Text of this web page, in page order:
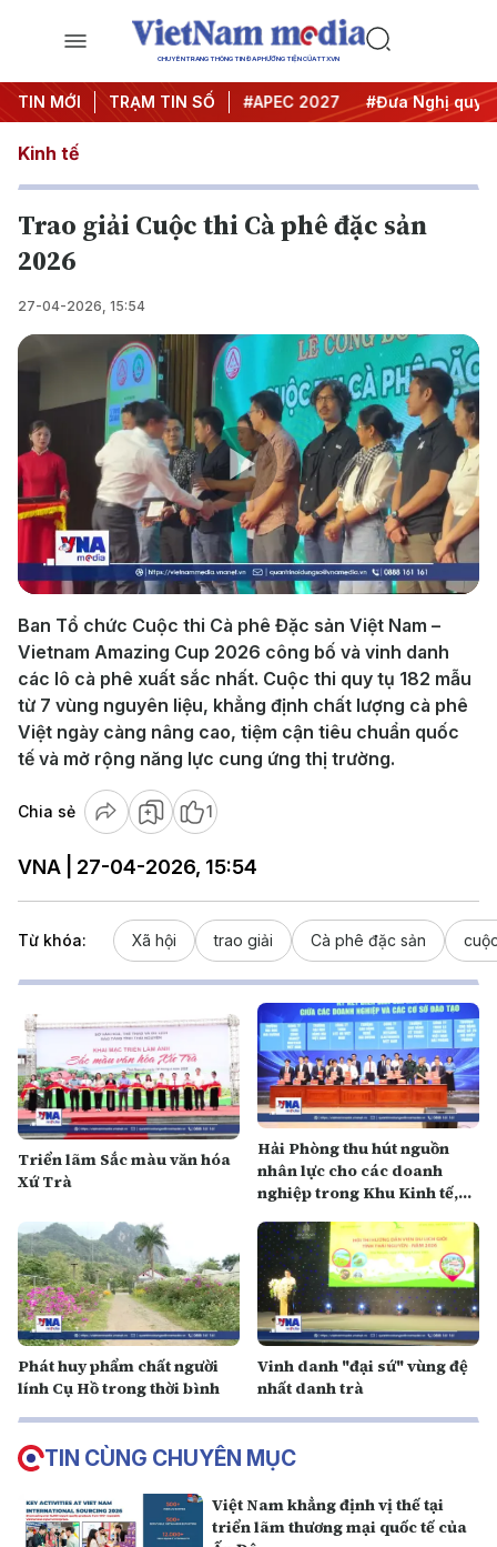
CHUYÊN TRANG THÔNG TIN ĐA PHƯƠNG TIỆN CỦA TTXVN
TIN MỚI TRẠM TIN SỐ
#Hội nghị Trung ương 3 #APEC 2027 #Đưa Nghị quyết
Kinh tế
Trao giải Cuộc thi Cà phê đặc sản
2026
27-04-2026, 15:54
Play
Video
Ban Tổ chức Cuộc thi Cà phê Đặc sản Việt Nam –
Vietnam Amazing Cup 2026 công bố và vinh danh
các lô cà phê xuất sắc nhất. Cuộc thi quy tụ 182 mẫu
từ 7 vùng nguyên liệu, khẳng định chất lượng cà phê
Việt ngày càng nâng cao, tiệm cận tiêu chuẩn quốc
tế và mở rộng năng lực cung ứng thị trường.
Chia sẻ 1
VNA | 27-04-2026, 15:54
Từ khóa: Xã hội trao giải Cà phê đặc sản
Triển lãm Sắc màu văn hóa
Xứ Trà
Hải Phòng thu hút nguồn
nhân lực cho các doanh
nghiệp trong Khu Kinh tế,
Phát huy phẩm chất người
lính Cụ Hồ trong thời bình
Vinh danh "đại sứ" vùng đệ
nhất danh trà
TIN CÙNG CHUYÊN MỤC
Việt Nam khẳng định vị thế tại
triển lãm thương mại quốc tế của